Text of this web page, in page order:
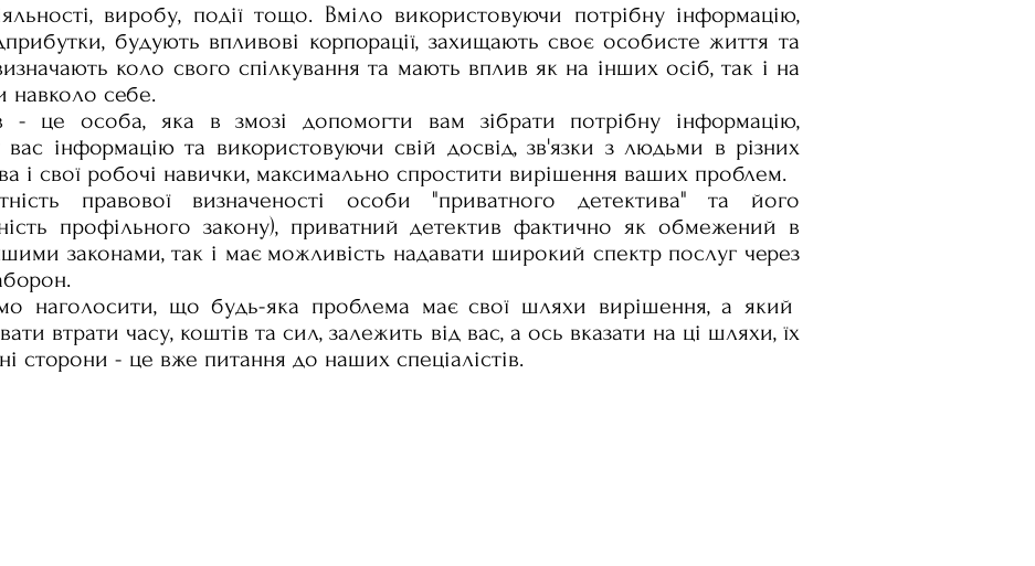
виробу, події тощо. Вміло використовуючи потрібну інформацію,
будують впливові корпорації, захищають своє особисте життя та
коло свого спілкування та мають вплив як на інших осіб, так і на
навколо себе.
- це особа, яка в змозі допомогти вам зібрати потрібну інформацію,
вас інформацію та використовуючи свій досвід, зв'язки з людьми в різних
і свої робочі навички, максимально спростити вирішення ваших проблем.
правової визначеності особи "приватного детектива" та його
профільного закону), приватний детектив фактично як обмежений в
законами, так і має можливість надавати широкий спектр послуг через
наголосити, що будь-яка проблема має свої шляхи вирішення, а який
втрати часу, коштів та сил, залежить від вас, а ось вказати на ці шляхи, їх
сторони - це вже питання до наших спеціалістів.